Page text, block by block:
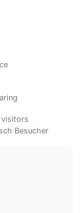
Besucher